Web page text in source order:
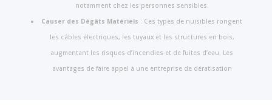
notamment chez les personnes sensibles.
Causer des Dégâts Matériels : Ces types de nuisibles rongent
les câbles électriques, les tuyaux et les structures en bois,
augmentant les risques d’incendies et de fuites d’eau. Les
avantages de faire appel à une entreprise de dératisation